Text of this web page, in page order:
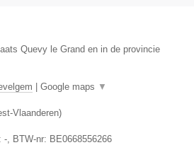
Quevy le Grand en in de provincie
Google maps ▼
Vlaanderen)
- , BTW-nr: BE0668556266